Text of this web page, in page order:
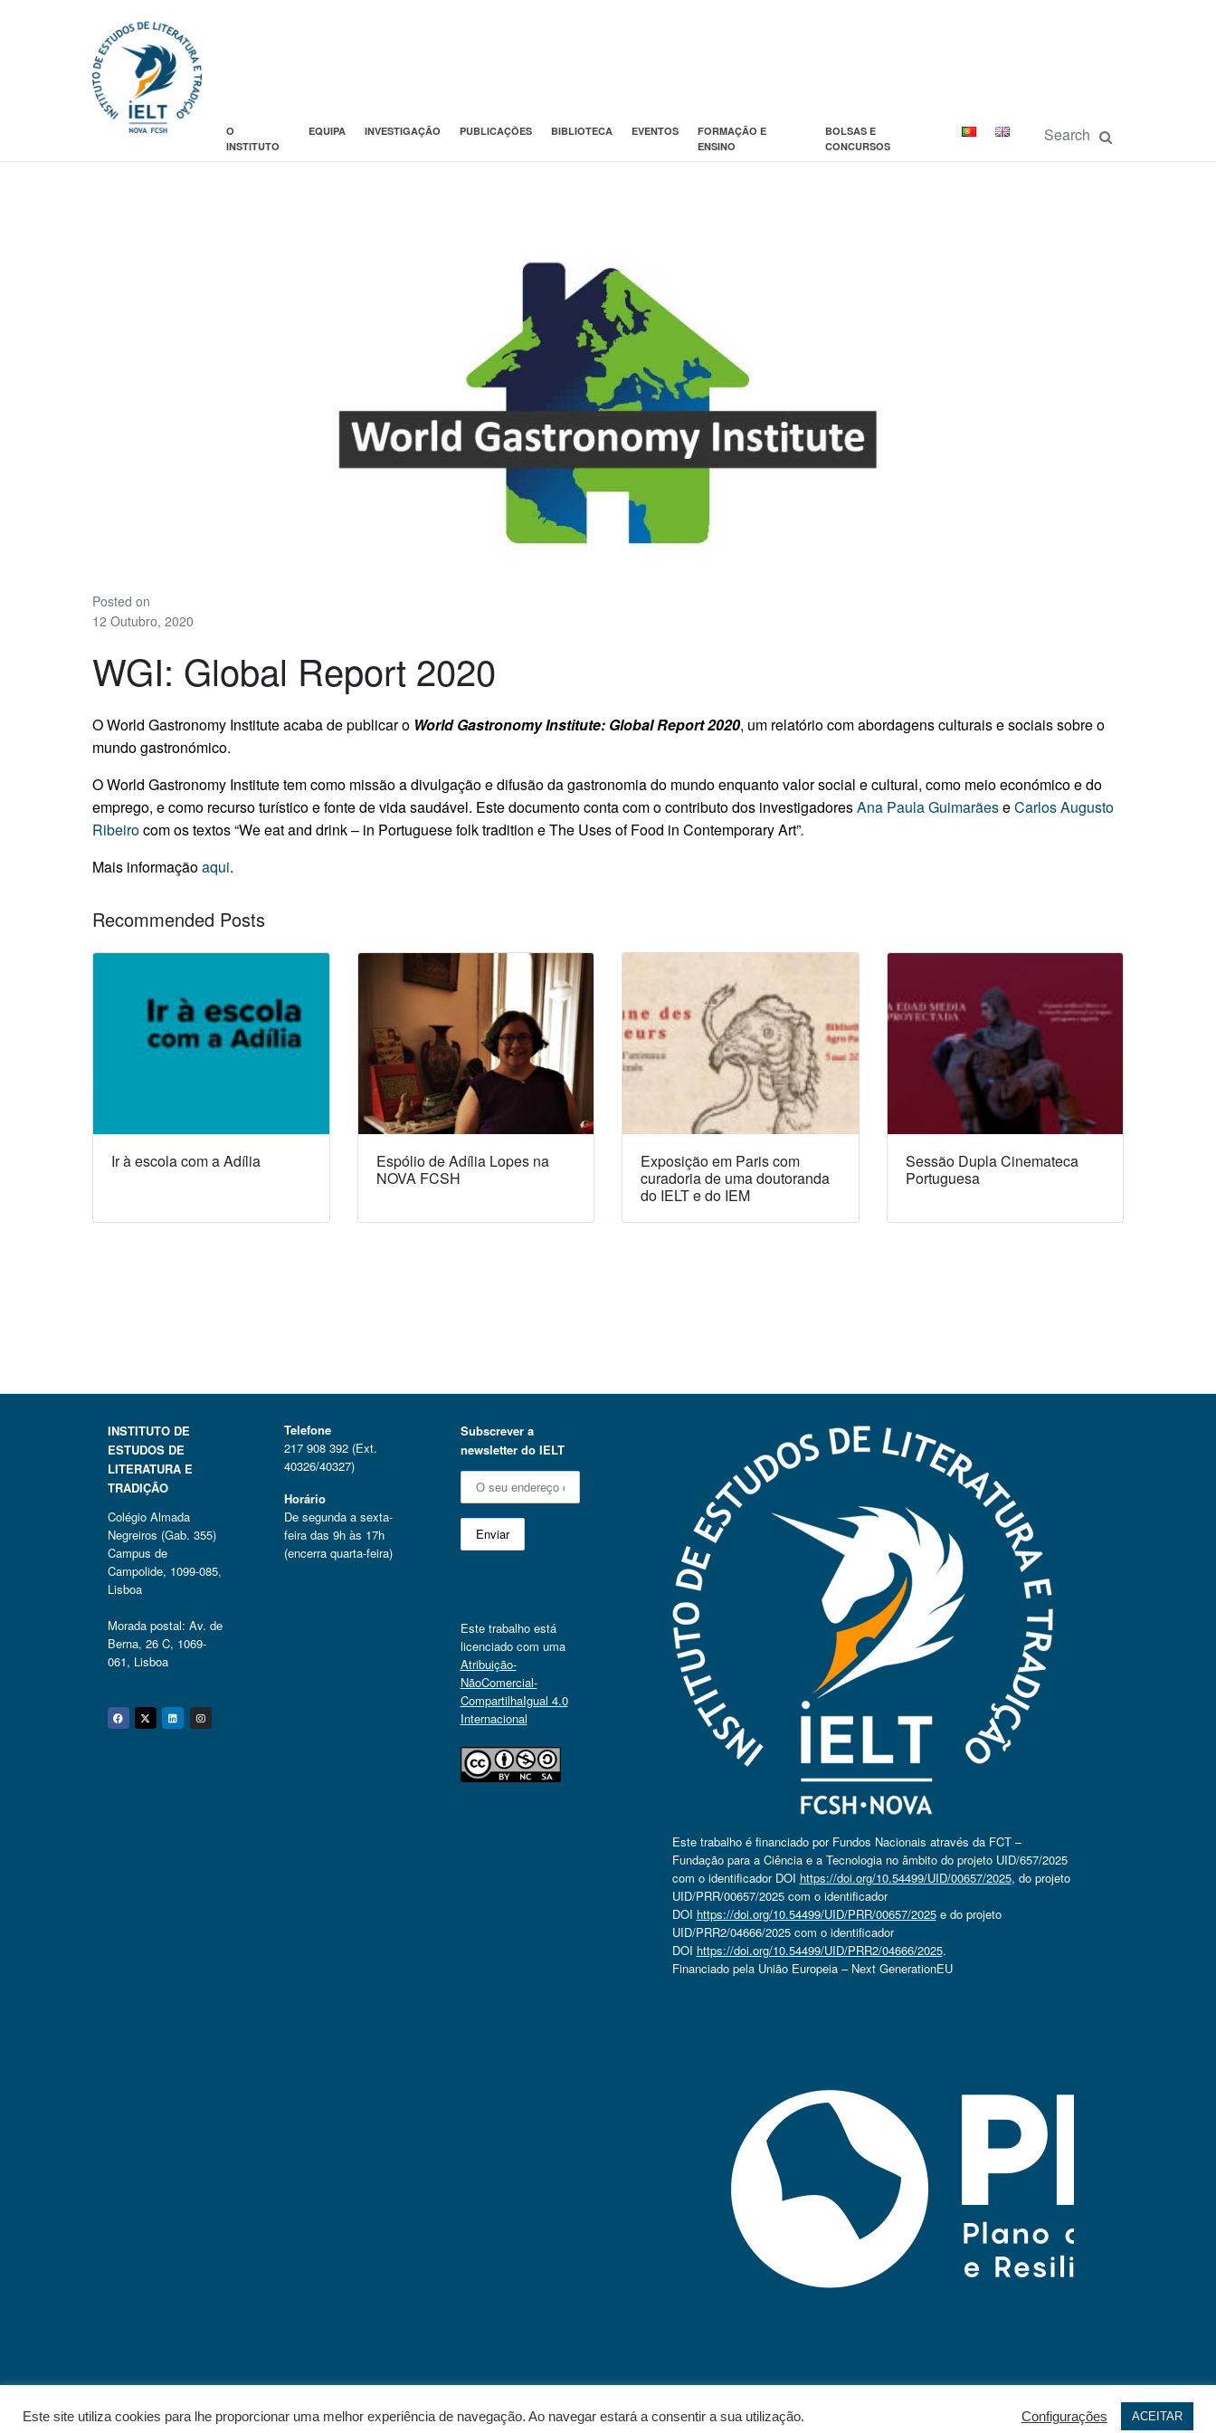
O
INSTITUTO
EQUIPA INVESTIGAÇÃO PUBLICAÇÕES BIBLIOTECA EVENTOS
FORMAÇÃO E
ENSINO
BOLSAS E
CONCURSOS
Posted on
12 Outubro, 2020
WGI: Global Report 2020
O World Gastronomy Institute acaba de publicar o World Gastronomy Institute: Global Report 2020, um relatório com abordagens culturais e sociais sobre o
mundo gastronómico.
O World Gastronomy Institute tem como missão a divulgação e difusão da gastronomia do mundo enquanto valor social e cultural, como meio económico e do
emprego, e como recurso turístico e fonte de vida saudável. Este documento conta com o contributo dos investigadoresAna Paula GuimarãeseCarlos Augusto
Ribeirocom os textos “We eat and drink – in Portuguese folk tradition e The Uses of Food in Contemporary Art”.
Mais informaçãoaqui.
Recommended Posts
Ir à escola com a Adília
Espólio de Adília Lopes na
NOVA FCSH
Exposição em Paris com
curadoria de uma doutoranda
do IELT e do IEM
Sessão Dupla Cinemateca
Portuguesa
INSTITUTO DE
ESTUDOS DE
LITERATURA E
TRADIÇÃO
Colégio Almada
Negreiros (Gab. 355)
Campus de
Campolide, 1099-085,
Lisboa
Morada postal: Av. de
Berna, 26 C, 1069-
061, Lisboa
Facebook
Twitter
Linkedin
Instagram
Telefone
217 908 392 (Ext.
40326/40327)
Horário
De segunda a sexta-
feira das 9h às 17h
(encerra quarta-feira)
Subscrever a
newsletter do IELT
Este trabalho está
licenciado com uma
Atribuição-
NãoComercial-
CompartilhaIgual 4.0
Internacional
Este trabalho é financiado por Fundos Nacionais através da FCT –
Fundação para a Ciência e a Tecnologia no âmbito do projeto UID/657/2025
com o identificador DOI https://doi.org/10.54499/UID/00657/2025, do projeto
UID/PRR/00657/2025 com o identificador
DOI https://doi.org/10.54499/UID/PRR/00657/2025e do projeto
UID/PRR2/04666/2025 com o identificador
DOI https://doi.org/10.54499/UID/PRR2/04666/2025.
Financiado pela União Europeia – Next GenerationEU
© 2026 - IELT. All rights reserved.
Este site utiliza cookies para lhe proporcionar uma melhor experiência de navegação. Ao navegar estará a consentir a sua utilização. Configurações ACEITAR